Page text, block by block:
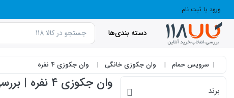
ورود یا ثبت نام
دسته بندی‌ها
سرویس حمام وان جکوزی خانگی وان جکوزی 4 نفره
برند وان جکوزی ۴ نفره | بررسی مدل‌ها، ابعاد و قیمت